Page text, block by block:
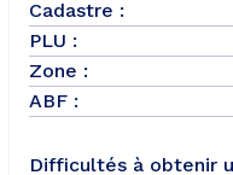
Cadastre :
PLU :
Zone :
ABF :
Difficultés à obtenir